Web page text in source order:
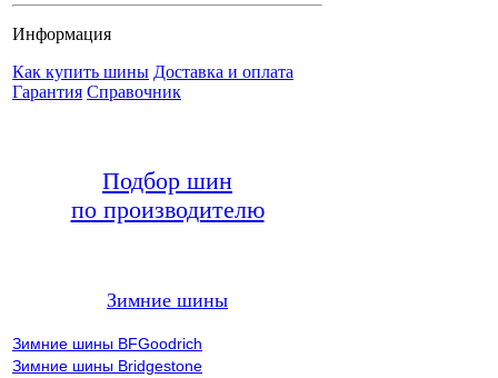
Информация
Как купить шины Доставка и оплата
Гарантия Справочник
Подбор шин
по производителю
Зимние шины
Зимние шины BFGoodrich
Зимние шины Bridgestone